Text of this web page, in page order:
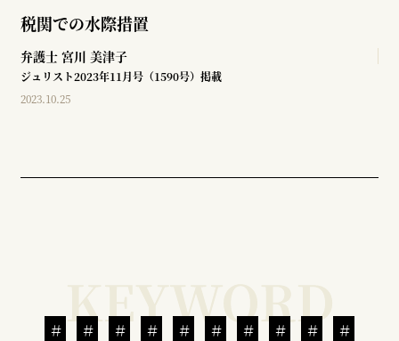
税関での水際措置
弁護士 宮川 美津子
ジュリスト2023年11月号（1590号）掲載
2023.10.25